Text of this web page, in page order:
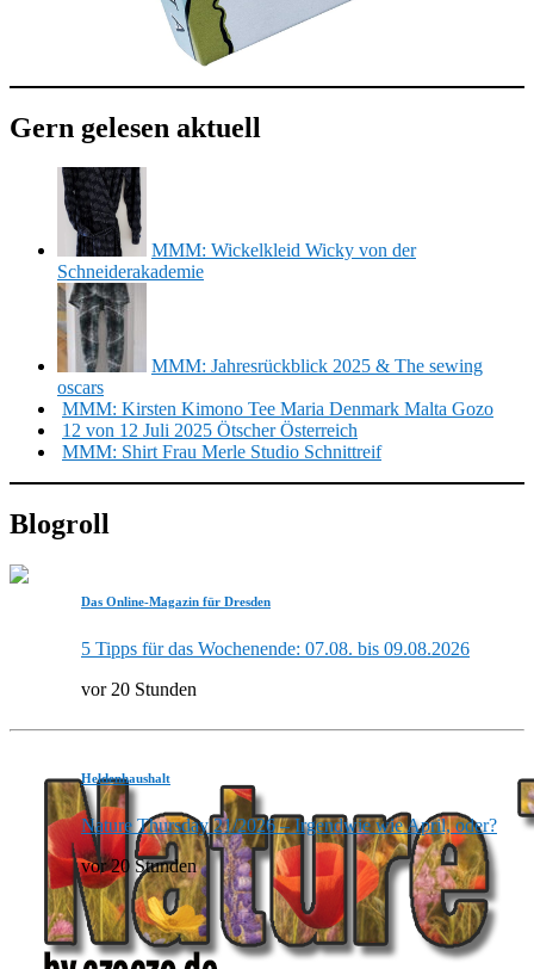
Gern gelesen aktuell
MMM: Wickelkleid Wicky von der
Schneiderakademie
MMM: Jahresrückblick 2025 & The sewing
oscars
MMM: Kirsten Kimono Tee Maria Denmark Malta Gozo
12 von 12 Juli 2025 Ötscher Österreich
MMM: Shirt Frau Merle Studio Schnittreif
Blogroll
Das Online-Magazin für Dresden
5 Tipps für das Wochenende: 07.08. bis 09.08.2026
vor 20 Stunden
Heldenhaushalt
Nature Thursday 21/2026 – Irgendwie wie April, oder?
vor 20 Stunden